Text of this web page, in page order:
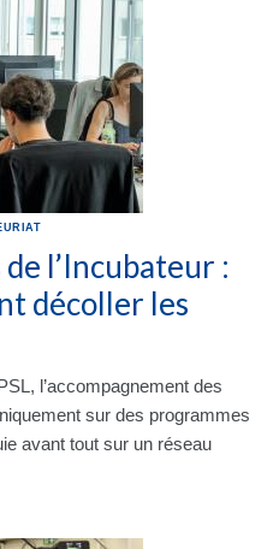
l’Incubateur :
décoller les
l’accompagnement des
sur des programmes
avant tout sur un réseau